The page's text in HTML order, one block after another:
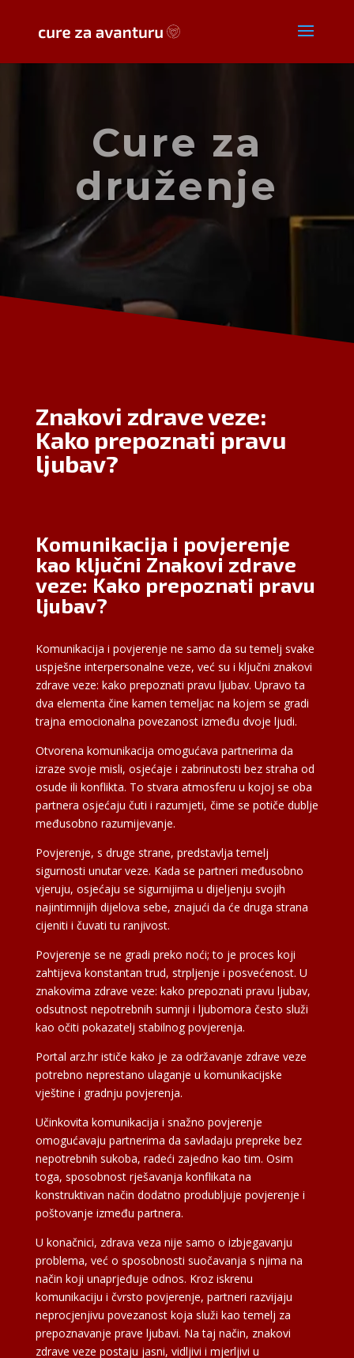
Cure za
druženje
Znakovi zdrave veze:
Kako prepoznati pravu
ljubav?
Komunikacija i povjerenje
kao ključni Znakovi zdrave
veze: Kako prepoznati pravu
ljubav?
Komunikacija i povjerenje ne samo da su temelj svake
uspješne interpersonalne veze, već su i ključni znakovi
zdrave veze: kako prepoznati pravu ljubav. Upravo ta
dva elementa čine kamen temeljac na kojem se gradi
trajna emocionalna povezanost između dvoje ljudi.
Otvorena komunikacija omogućava partnerima da
izraze svoje misli, osjećaje i zabrinutosti bez straha od
osude ili konflikta. To stvara atmosferu u kojoj se oba
partnera osjećaju čuti i razumjeti, čime se potiče dublje
međusobno razumijevanje.
Povjerenje, s druge strane, predstavlja temelj
sigurnosti unutar veze. Kada se partneri međusobno
vjeruju, osjećaju se sigurnijima u dijeljenju svojih
najintimnijih dijelova sebe, znajući da će druga strana
cijeniti i čuvati tu ranjivost.
Povjerenje se ne gradi preko noći; to je proces koji
zahtijeva konstantan trud, strpljenje i posvećenost. U
znakovima zdrave veze: kako prepoznati pravu ljubav,
odsutnost nepotrebnih sumnji i ljubomora često služi
kao očiti pokazatelj stabilnog povjerenja.
Portal arz.hr ističe kako je za održavanje zdrave veze
potrebno neprestano ulaganje u komunikacijske
vještine i gradnju povjerenja.
Učinkovita komunikacija i snažno povjerenje
omogućavaju partnerima da savladaju prepreke bez
nepotrebnih sukoba, radeći zajedno kao tim. Osim
toga, sposobnost rješavanja konflikata na
konstruktivan način dodatno produbljuje povjerenje i
poštovanje između partnera.
U konačnici, zdrava veza nije samo o izbjegavanju
problema, već o sposobnosti suočavanja s njima na
način koji unaprjeđuje odnos. Kroz iskrenu
komunikaciju i čvrsto povjerenje, partneri razvijaju
neprocjenjivu povezanost koja služi kao temelj za
prepoznavanje prave ljubavi. Na taj način, znakovi
zdrave veze postaju jasni, vidljivi i mjerljivi u